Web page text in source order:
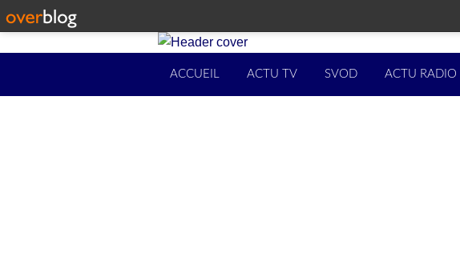
ACCUEIL ACTU TV SVOD ACTU RADIO